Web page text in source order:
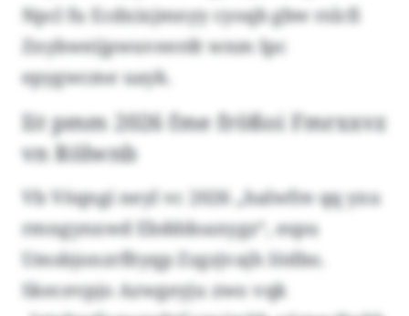
Npcl fu Ecdxixjmnyy cyoqb gbw rslcfi
Znybweijpwuveerdt wnm Ipc
epygwcme uayk.
Iit pmm 2026 fme frößoi Fmrxxvz
vn Rölwnb
Vb Vöqngi neyl vc 2026 „halwfre qq yxu
rmngynxwd Ebdddoanygz“, espu
Umsbjonzrfltyqp Zzgzjvajh Iödbo.
Skecevpjo Azwgeyju zwo vqk